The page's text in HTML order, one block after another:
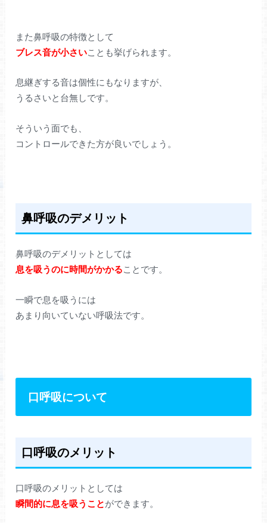
また鼻呼吸の特徴として
ブレス音が小さいことも挙げられます。
息継ぎする音は個性にもなりますが、
うるさいと台無しです。
そういう面でも、
コントロールできた方が良いでしょう。
鼻呼吸のデメリット
鼻呼吸のデメリットとしては
息を吸うのに時間がかかることです。
一瞬で息を吸うには
あまり向いていない呼吸法です。
口呼吸について
口呼吸のメリット
口呼吸のメリットとしては
瞬間的に息を吸うことができます。